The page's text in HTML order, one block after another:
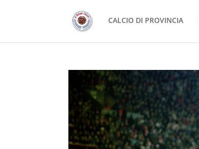
CALCIO DI PROVINCIA